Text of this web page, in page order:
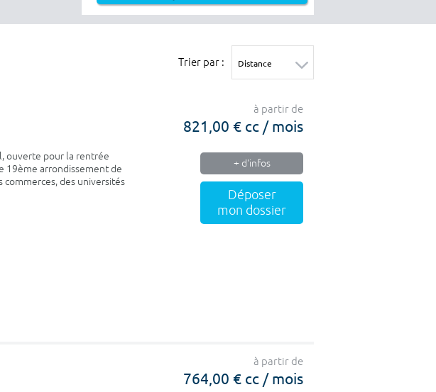
Trier par :
ouverte pour la rentrée
19ème arrondissement de
commerces, des universités
à partir de
821,00 € cc / mois
+ d'infos
Déposer
mon dossier
à partir de
764,00 € cc / mois